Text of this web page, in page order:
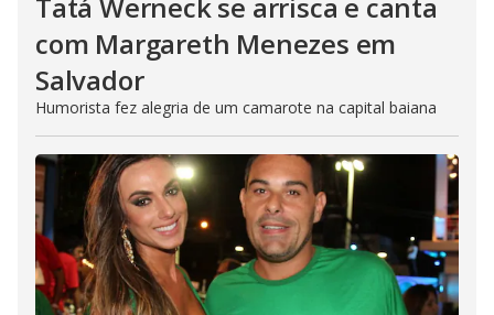
com Margareth Menezes em
Salvador
Humorista fez alegria de um camarote na capital baiana